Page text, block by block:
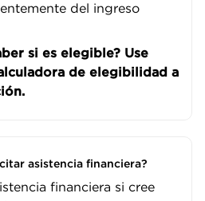
del ingreso
si es elegible? Use
de elegibilidad a
asistencia financiera?
financiera si cree